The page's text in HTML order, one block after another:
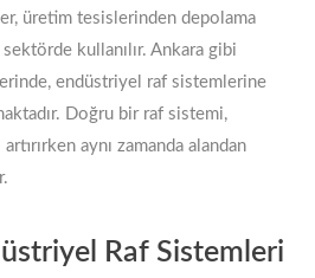
üretim tesislerinden depolama
kullanılır. Ankara gibi
endüstriyel raf sistemlerine
Doğru bir raf sistemi,
aynı zamanda alandan
Raf Sistemleri